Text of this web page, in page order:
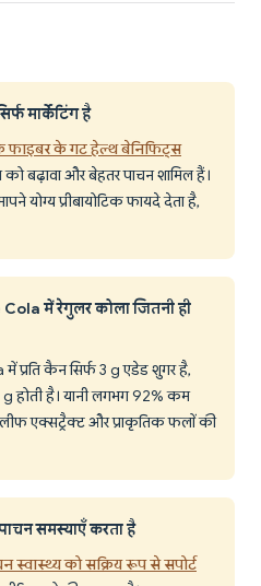
मार्केटिंग है
फाइबर के गट हेल्थ बेनिफिट्स
को बढ़ावा और बेहतर पाचन शामिल हैं।
योग्य प्रीबायोटिक फायदे देता है,
में रेगुलर कोला जितनी ही
प्रति कैन सिर्फ 3 g एडेड शुगर है,
होती है। यानी लगभग 92% कम
लीफ एक्सट्रैक्ट और प्राकृतिक फलों की
समस्याएँ करता है
स्वास्थ्य को सक्रिय रूप से सपोर्ट